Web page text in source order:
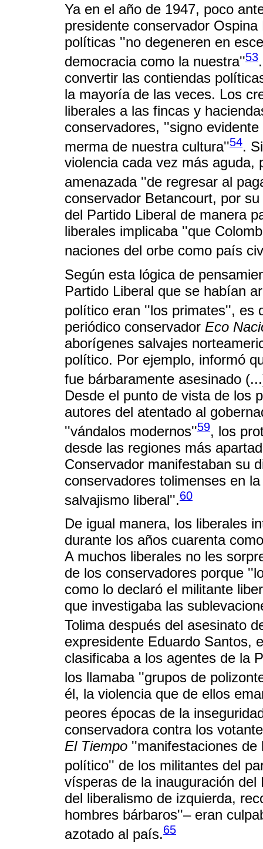
Ya en el año de 1947, poco
presidente conservador
políticas ''no degeneren en
democracia como la nuestra''53
convertir las contiendas
la mayoría de las veces. Los
liberales a las fincas y
conservadores, ''signo
merma de nuestra cultura''54.
violencia cada vez más aguda,
amenazada ''de regresar al
conservador Betancourt, por
del Partido Liberal de manera
liberales implicaba ''que
naciones del orbe como país
Según esta lógica de
Partido Liberal que se habían
político eran ''los primates'', es
periódico conservador Eco
aborígenes salvajes
político. Por ejemplo, informó
fue bárbaramente asesinado
Desde el punto de vista de los
autores del atentado al
''vándalos modernos''59, los
desde las regiones más
Conservador manifestaban su
conservadores tolimenses en
salvajismo liberal''.60
De igual manera, los liberales
durante los años cuarenta
A muchos liberales no les
de los conservadores porque
como lo declaró el militante
que investigaba las
Tolima después del asesinato
expresidente Eduardo Santos,
clasificaba a los agentes de la
los llamaba ''grupos de
él, la violencia que de ellos
peores épocas de la
conservadora contra los
El Tiempo ''manifestaciones
político'' de los militantes del
vísperas de la inauguración
del liberalismo de izquierda,
hombres bárbaros''– eran
azotado al país.65